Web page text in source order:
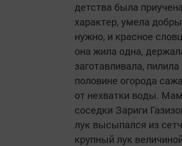
детства была
характер, умела
нужно, и красное
она жила одна,
заготавливала,
половине огорода
от нехватки воды.
соседки Зариги
лук высыпался из
крупный лук